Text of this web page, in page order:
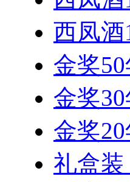
西凤酒
金奖50
金奖30
金奖20
礼盒装